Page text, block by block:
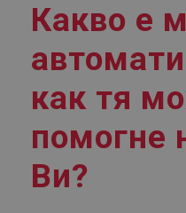
Какво е
как тя
помогне
Ви?